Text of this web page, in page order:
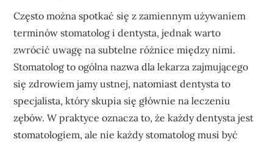
Często można spotkać się z zamiennym używaniem
terminów stomatolog i dentysta, jednak warto
zwrócić uwagę na subtelne różnice między nimi.
Stomatolog to ogólna nazwa dla lekarza zajmującego
się zdrowiem jamy ustnej, natomiast dentysta to
specjalista, który skupia się głównie na leczeniu
zębów. W praktyce oznacza to, że każdy dentysta jest
stomatologiem, ale nie każdy stomatolog musi być